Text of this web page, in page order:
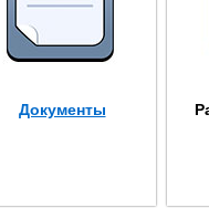
Документы